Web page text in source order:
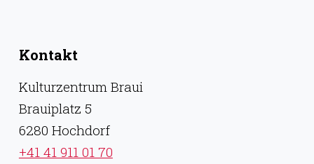
Kontakt
Kulturzentrum Braui
Brauiplatz 5
6280 Hochdorf
+41 41 911 01 70